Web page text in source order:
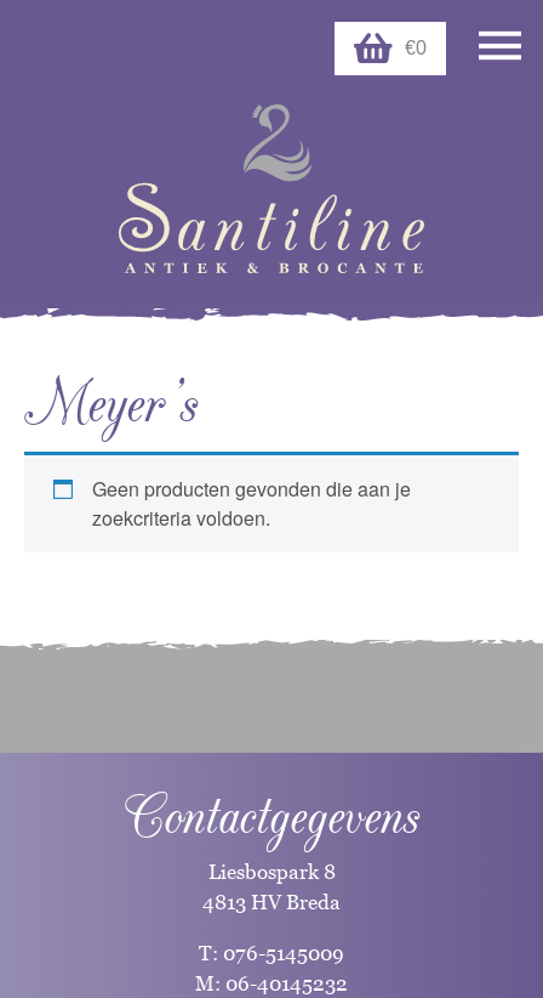
€0
Meyer's
Geen producten gevonden die aan je
zoekcriteria voldoen.
Contactgegevens
Liesbospark 8
4813 HV Breda
T: 076-5145009
M: 06-40145232